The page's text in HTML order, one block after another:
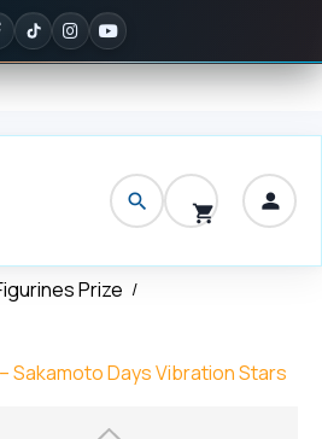
✦ Noté5/5 sur Google
Prize
Sakamoto Days Vibration Stars
cookies